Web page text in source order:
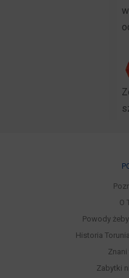
O
Powody
Historia
Zabytki